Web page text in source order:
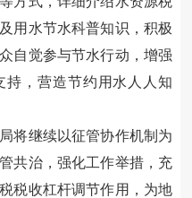
用水节水科普知识 ，积极
自觉参与节水行动，增强
持 ，营造节约用水人人知
将继续以征管协作机制为
共治，强化工作举措， 充
税收杠杆调节作用，为地